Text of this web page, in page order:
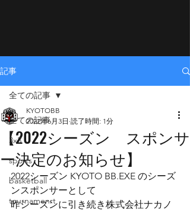
記事
全ての記事
3x3
sports
basketball
tournamenrt
全ての記事
【2022シーズン スポンサ
ー決定のお知らせ】
KYOTOBB
2022年6月3日 読了時間: 1分
2022シーズン KYOTO BB.EXE のシーズ
ンスポンサーとして
昨シーズンに引き続き株式会社ナカノ